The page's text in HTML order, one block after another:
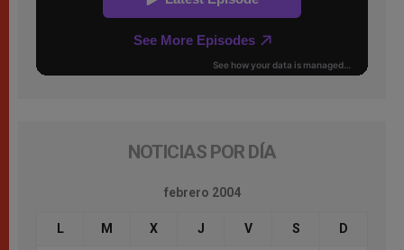
NOTICIAS POR DÍA
febrero 2004
L M X J V S D